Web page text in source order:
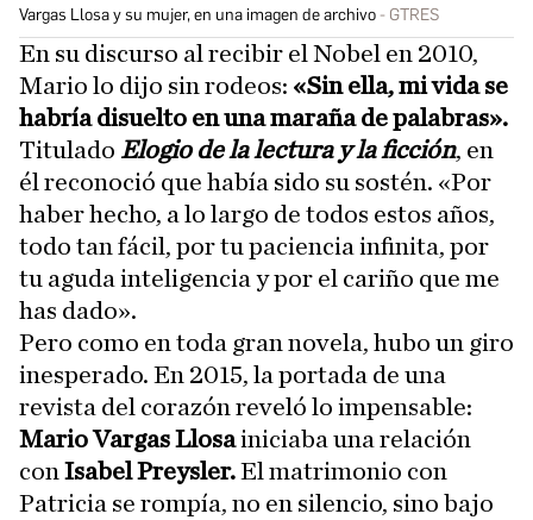
Vargas Llosa y su mujer, en una imagen de archivo GTRES
En su discurso al recibir el Nobel en 2010,
Mario lo dijo sin rodeos: «Sin ella, mi vida se
habría disuelto en una maraña de palabras».
Titulado Elogio de la lectura y la ficción, en
él reconoció que había sido su sostén. «Por
haber hecho, a lo largo de todos estos años,
todo tan fácil, por tu paciencia infinita, por
tu aguda inteligencia y por el cariño que me
has dado».
Pero como en toda gran novela, hubo un giro
inesperado. En 2015, la portada de una
revista del corazón reveló lo impensable:
Mario Vargas Llosainiciaba una relación
con Isabel Preysler.El matrimonio con
Patricia se rompía, no en silencio, sino bajo